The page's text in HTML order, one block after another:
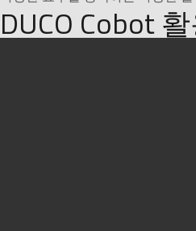
DUCO Cobot